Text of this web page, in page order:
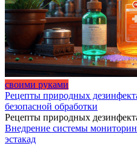
своими руками
Рецепты природных
безопасной обработки
Рецепты природных
Внедрение системы
эстакад